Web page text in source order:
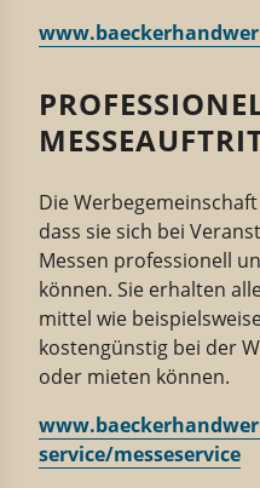
DieWerbe­ge­mein­schaft
dass sie sich bei
Messen profes­sionell
können. Sie erhalten
mittel wie
kosten­günstig bei der
oder mieten können.
service/messe­service